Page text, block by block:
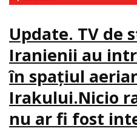
Update. TV de
Iranienii au
în spaţiul
Irakului.Nicio
nu ar fi fost